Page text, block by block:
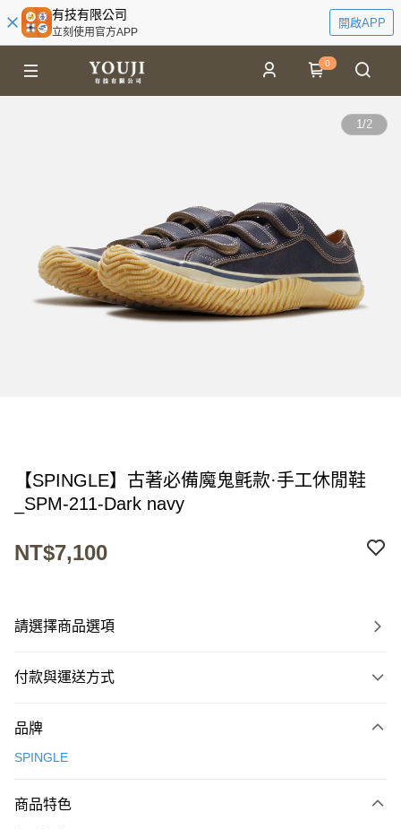
有技有限公司
立刻使用官方APP
開啟APP
0
1/2
【SPINGLE】古著必備魔鬼氈款·手工休閒鞋
_SPM-211-Dark navy
NT$7,100
請選擇商品選項
付款與運送方式
信用卡一次付款
LINE Pay
品牌
SPINGLE
商品特色